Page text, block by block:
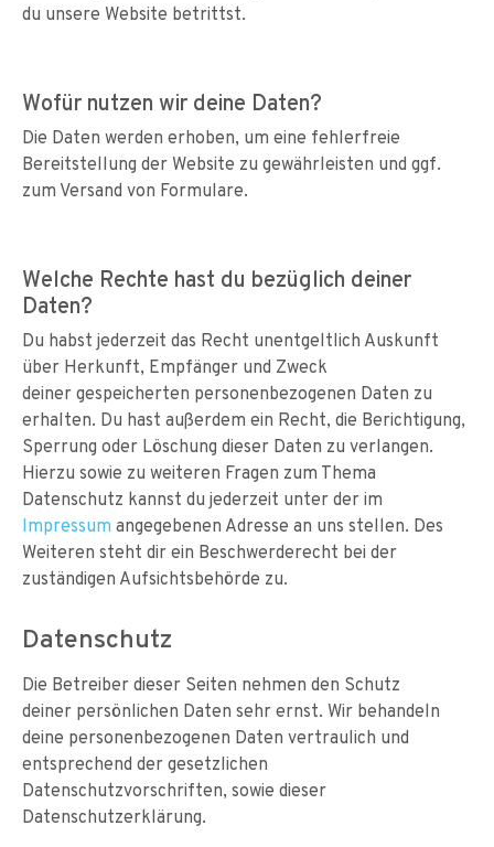
du unsere Website betrittst.
Wofür nutzen wir deine Daten?
Die Daten werden erhoben, um eine fehlerfreie
Bereitstellung der Website zu gewährleisten und ggf.
zum Versand von Formulare.
Welche Rechte hast du bezüglich deiner
Daten?
Du habst jederzeit das Recht unentgeltlich Auskunft
über Herkunft, Empfänger und Zweck
deiner gespeicherten personenbezogenen Daten zu
erhalten. Du hast außerdem ein Recht, die Berichtigung,
Sperrung oder Löschung dieser Daten zu verlangen.
Hierzu sowie zu weiteren Fragen zum Thema
Datenschutz kannst du jederzeit unter der im
Impressum angegebenen Adresse an uns stellen. Des
Weiteren steht dir ein Beschwerderecht bei der
zuständigen Aufsichtsbehörde zu.
Datenschutz
Die Betreiber dieser Seiten nehmen den Schutz
deiner persönlichen Daten sehr ernst. Wir behandeln
deine personenbezogenen Daten vertraulich und
entsprechend der gesetzlichen
Datenschutzvorschriften, sowie dieser
Datenschutzerklärung.